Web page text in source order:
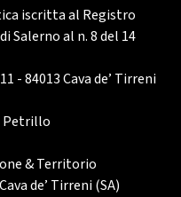
iscritta al Registro
Salerno al n. 8 del 14
- 84013 Cava de’ Tirreni
Petrillo
& Territorio
de’ Tirreni (SA)